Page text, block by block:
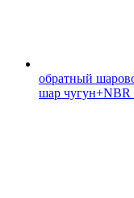
обратный
шар чугун+NBR